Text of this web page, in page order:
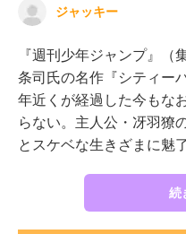
ジャッキー
『週刊少年ジャンプ』（
条司氏の名作『シティー
年近くが経過した今もな
らない。主人公・冴羽獠
とスケベな生きざまに魅
続